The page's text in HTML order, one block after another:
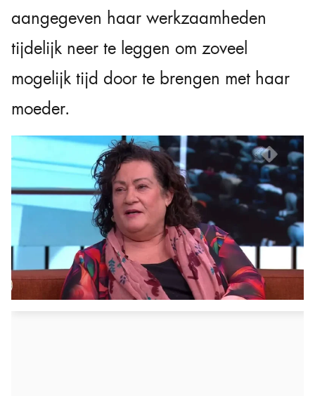
aangegeven haar werkzaamheden
tijdelijk neer te leggen om zoveel
mogelijk tijd door te brengen met haar
moeder.